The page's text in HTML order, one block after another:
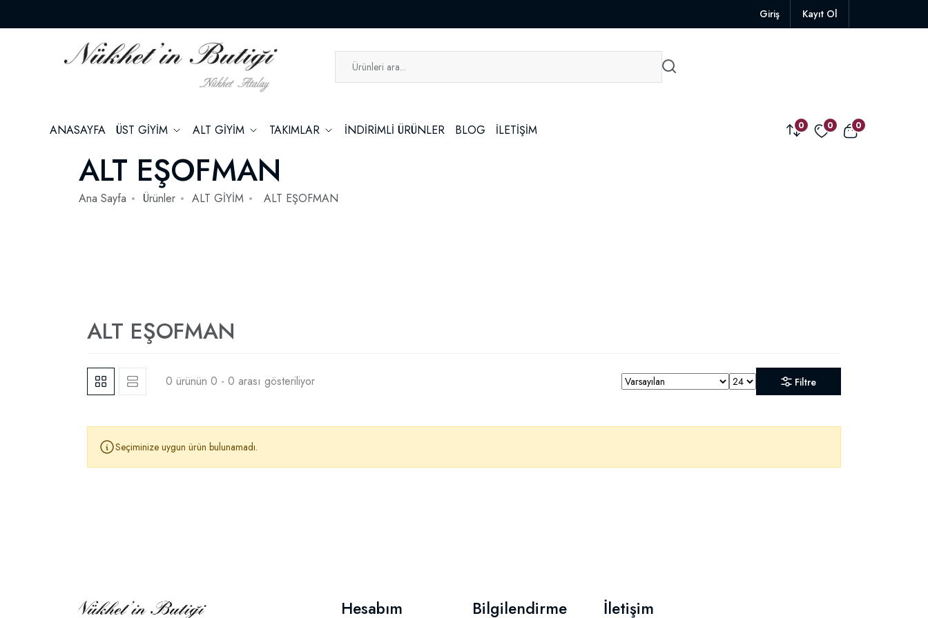
Giriş Kayıt Ol
ANASAYFA ÜST GİYİM ALT GİYİM TAKIMLAR İNDİRİMLİ ÜRÜNLER BLOG İLETİŞİM 0 0 0
ALT EŞOFMAN
Ana Sayfa Ürünler ALT GİYİM ALT EŞOFMAN
ALT EŞOFMAN
0 ürünün 0 - 0 arası gösteriliyor Filtre
Seçiminize uygun ürün bulunamadı.
Hesabım Bilgilendirme İletişim